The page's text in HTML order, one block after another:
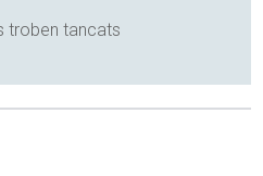
troben tancats